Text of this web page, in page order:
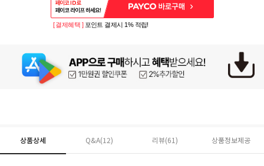
[ 결제혜택 ] 포인트 결제시 1% 적립!
상품상세 Q&A(12) 리뷰(61) 상품정보제공